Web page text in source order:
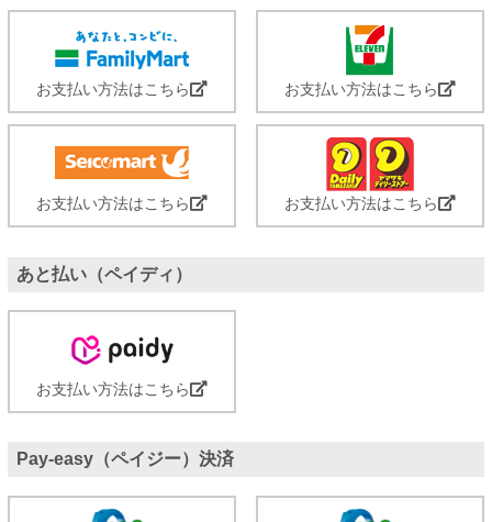
お支払い方法はこちら お支払い方法はこちら
お支払い方法はこちら お支払い方法はこちら
あと払い（ペイディ）
お支払い方法はこちら
Pay-easy（ペイジー）決済